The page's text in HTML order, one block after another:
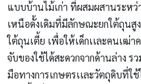
แบบบ้านไม้เก่า ที่ผสมผสานระห
เหนือดั้งเดิมที่มีลักษณะยกใต้ถุนสู
ใต้ถุนเตี้ย เพื่อให้เด็กเเละคนเฒ่
จับของใช้ได้สะดวกจากด้านล่าง
มือทางการเกษตรเเละวัตถุดิบที่ใ